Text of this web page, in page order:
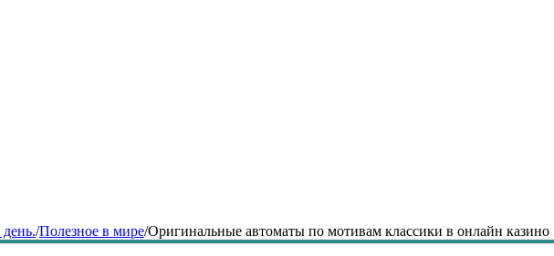
/Полезное в мире/Оригинальные автоматы по мотивам классики в онлайн казино